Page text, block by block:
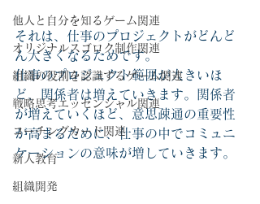
他人と自分を知るゲーム関連
オリジナルスゴロク制作関連
組織の役割を認識するゲーム関連
戦略思考エッセンシャル関連
コーチングカード関連
新人教育
組織開発
それは、仕事のプロジェクトがどんど
ん大きくなるためです。
仕事のプロジェクト範囲が大きいほ
ど、関係者は増えていきます。関係者
が増えていくほど、意思疎通の重要性
が高まるために、仕事の中でコミュニ
ケーションの意味が増していきます。